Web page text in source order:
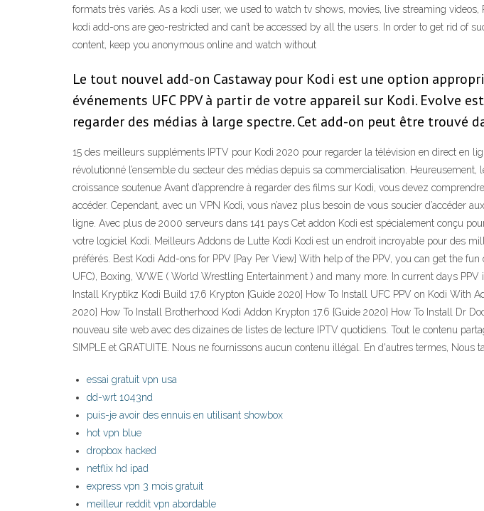
formats très variés. As a kodi user, we used to watch tv shows, movies, live streaming
kodi add-ons are geo-restricted and can’t be accessed by all the users. In order to get rid
content, keep you anonymous online and watch without
Le tout nouvel add-on Castaway pour Kodi est une option
événements UFC PPV à partir de votre appareil sur Kodi.
regarder des médias à large spectre. Cet add-on peut être trouvé
15 des meilleurs suppléments IPTV pour Kodi 2020 pour regarder la télévision en direct en
révolutionné l’ensemble du secteur des médias depuis sa commercialisation.
croissance soutenue Avant d’apprendre à regarder des films sur Kodi, vous devez
accéder. Cependant, avec un VPN Kodi, vous n’avez plus besoin de vous soucier
ligne. Avec plus de 2000 serveurs dans 141 pays Cet addon Kodi est spécialement conçu
votre logiciel Kodi. Meilleurs Addons de Lutte Kodi Kodi est un endroit incroyable pour des
préférés. Best Kodi Add-ons for PPV [Pay Per View] With help of the PPV, you can get the
UFC), Boxing, WWE ( World Wrestling Entertainment ) and many more. In current days
Install Kryptikz Kodi Build 17.6 Krypton [Guide 2020] How To Install UFC PPV on Kodi With
2020] How To Install Brotherhood Kodi Addon Krypton 17.6 {Guide 2020} How To Install Dr
nouveau site web avec des dizaines de listes de lecture IPTV quotidiens. Tout le contenu
SIMPLE et GRATUITE. Nous ne fournissons aucun contenu illégal. En d'autres termes,
essai gratuit vpn usa
dd-wrt 1043nd
puis-je avoir des ennuis en utilisant showbox
hot vpn blue
dropbox hacked
netflix hd ipad
express vpn 3 mois gratuit
meilleur reddit vpn abordable